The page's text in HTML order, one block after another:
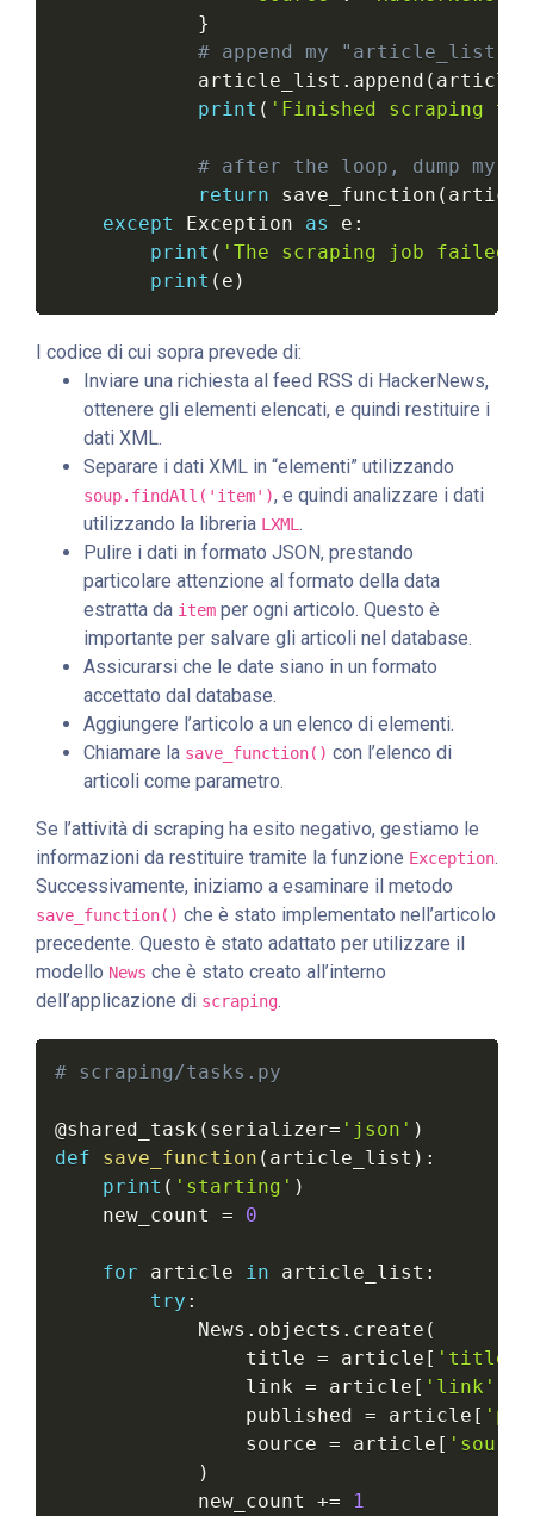
}
# append my "article_list"
            article_list
. append ( article
print ( 'Finished scraping
# after the loop, dump my
return save_function (
except
Exception as e :
print ( 'The scraping job failed.
print ( e )
I codice di cui sopra prevede di:
Inviare una richiesta al feed RSS di HackerNews,
ottenere gli elementi elencati, e quindi restituire i
dati XML.
Separare i dati XML in “elementi” utilizzando
soup.findAll('item'), e quindi analizzare i dati
utilizzando la libreria LXML .
Pulire i dati in formato JSON, prestando
particolare attenzione al formato della data
estratta da item per ogni articolo. Questo è
importante per salvare gli articoli nel database.
Assicurarsi che le date siano in un formato
accettato dal database.
Aggiungere l’articolo a un elenco di elementi.
Chiamare la save_function() con l’elenco di
articoli come parametro.
Se l’attività di scraping ha esito negativo, gestiamo le
informazioni da restituire tramite la funzione Exception.
Successivamente, iniziamo a esaminare il metodo
save_function() che è stato implementato nell’articolo
precedente. Questo è stato adattato per utilizzare il
modello News che è stato creato all’interno
dell’applicazione di scraping.
# scraping/tasks.py
@shared_task ( serializer= 'json' )
def
save_function ( article_list ) :
print ( 'starting' )
    new_count
= 0
for article in article_list :
try :
            News
. objects . create (
                title
= article [ 'title'
                link
= article [ 'link'
                published
= article [
                source
= article [
)
            new_count
+=
1